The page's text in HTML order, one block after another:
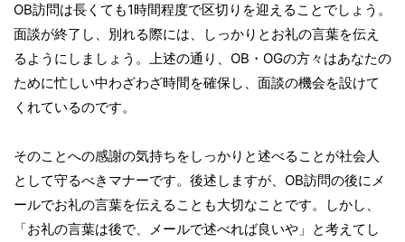
OB訪問は長くても1時間程度で区切りを迎えることでしょう。
面談が終了し、別れる際には、しっかりとお礼の言葉を伝え
るようにしましょう。上述の通り、OB・OGの方々はあなたの
ために忙しい中わざわざ時間を確保し、面談の機会を設けて
くれているのです。
そのことへの感謝の気持ちをしっかりと述べることが社会人
として守るべきマナーです。後述しますが、OB訪問の後にメ
ールでお礼の言葉を伝えることも大切なことです。しかし、
「お礼の言葉は後で、メールで述べれば良いや」と考えてし